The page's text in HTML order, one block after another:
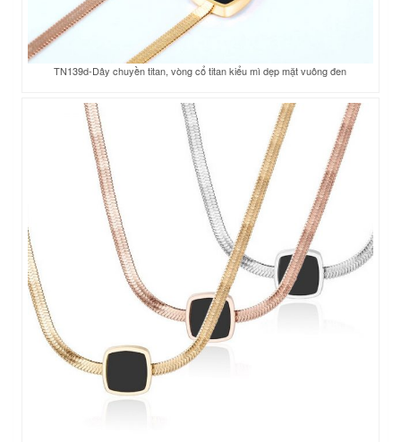
TN139d-Dây chuyền titan, vòng cổ titan kiểu mì dẹp mặt vuông đen